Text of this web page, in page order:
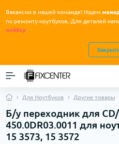
Вакансии в нашей команде! Ищем
по ремонту ноутбуков. Для деталей
вайбер.
Для Ноутбуков Другие товары
Б/у переходник для
450.0DR03.0011 для
15 3573, 15 3572